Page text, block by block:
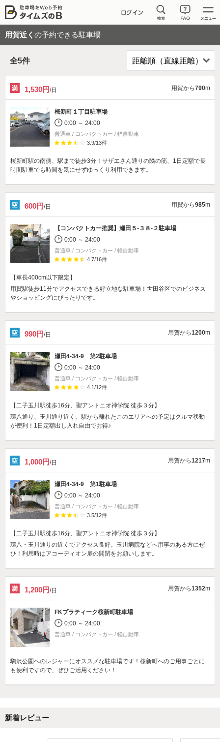
用賀近く の予約できる駐車場
全5件
1,530円/日 用賀から790m
桜新町１丁目駐車場
0:00 ～ 24:00
普通車 / コンパクトカー / 軽自動車
3.9/13件
桜新町駅の南側、駅まで徒歩3分！サザエさん通りの隣の筋、1日定額で長
時間駐車でも時間を気にせずゆっくり利用できます。
600円/日 用賀から985m
【コンパクトカー推奨】 瀬田５-３８-２駐車場
0:00 ～ 24:00
普通車 / コンパクトカー / 軽自動車
4.7/16件
【車長400cm以下限定】
用賀駅徒歩11分でアクセスできる好立地な駐車場！世田谷区でのビジネス
やショッピングにぴったりです。
990円/日 用賀から1200m
瀬田4-34-9 第2駐車場
0:00 ～ 24:00
普通車 / コンパクトカー / 軽自動車
4.1/12件
【二子玉川駅徒歩16分、聖アントニオ神学院 徒歩３分】
環八通り、玉川通り近く。駅から離れたこのエリアへの予定はクルマ移動
が便利！1日定額出し入れ自由でお得♪
1,000円/日 用賀から1217m
瀬田4-34-9 第1駐車場
0:00 ～ 24:00
普通車 / コンパクトカー / 軽自動車
3.5/12件
【二子玉川駅徒歩16分、聖アントニオ神学院 徒歩３分】
環八・玉川通りの近くでアクセス良好。玉川病院などへ用事のある方にぜ
ひ！利用時はアコーディオン扉の開閉をお願いします。
1,200円/日 用賀から1352m
FKプラティーク桜新町駐車場
0:00 ～ 24:00
普通車 / コンパクトカー / 軽自動車
駒沢公園へのレジャーにオススメな駐車場です！桜新町へのご用事ごとに
も便利ですので、ぜひご活用ください！
新着レビュー